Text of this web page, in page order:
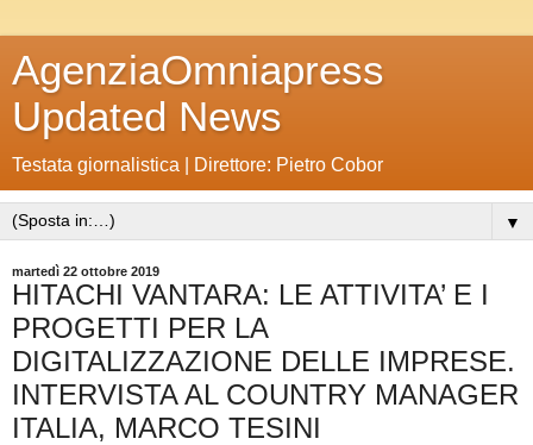
AgenziaOmniapress
Updated News
Testata giornalistica | Direttore: Pietro Cobor
▼
martedì 22 ottobre 2019
HITACHI VANTARA: LE ATTIVITA’ E I
PROGETTI PER LA
DIGITALIZZAZIONE DELLE IMPRESE.
INTERVISTA AL COUNTRY MANAGER
ITALIA, MARCO TESINI